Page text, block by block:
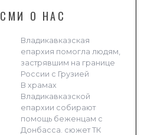
СМИ О НАС
Владикавказская
епархия помогла людям,
застрявшим на границе
России с Грузией
В храмах
Владикавказской
епархии собирают
помощь беженцам с
Донбасса. сюжет ТК